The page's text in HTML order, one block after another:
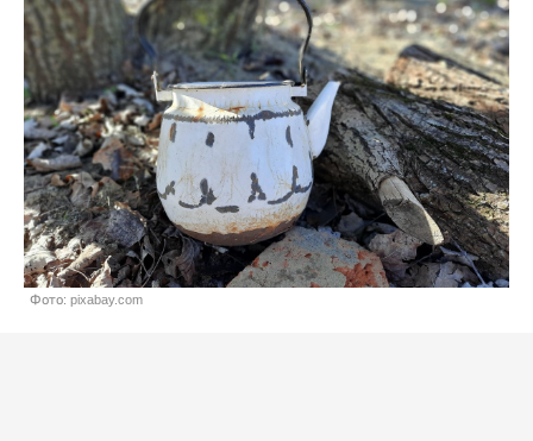
Фото: pixabay.com